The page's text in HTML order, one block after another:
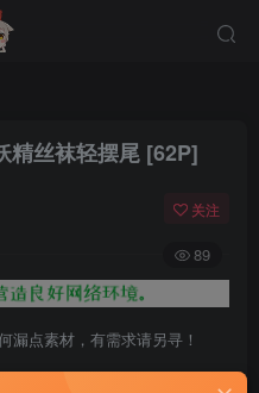
精丝袜轻摆尾 [62P]
关注
89
漏点素材，有需求请另寻！
览器重试，这是百度网盘版本问